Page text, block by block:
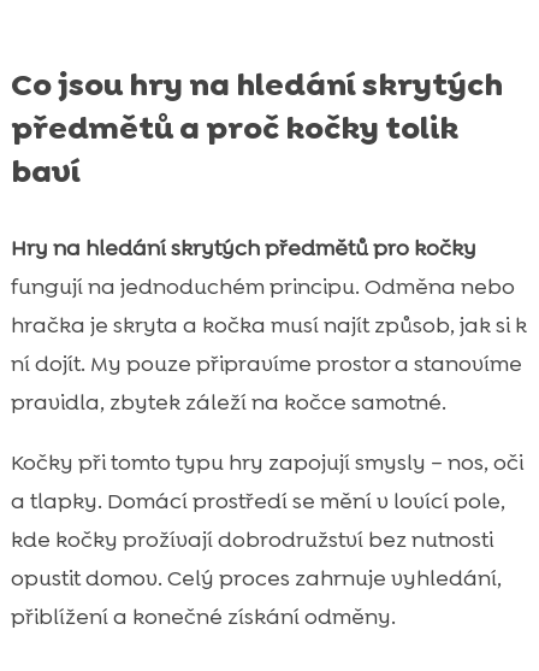
Co jsou hry na hledání skrytých
předmětů a proč kočky tolik
baví
Hry na hledání skrytých předmětů pro kočky
fungují na jednoduchém principu. Odměna nebo
hračka je skryta a kočka musí najít způsob, jak si k
ní dojít. My pouze připravíme prostor a stanovíme
pravidla, zbytek záleží na kočce samotné.
Kočky při tomto typu hry zapojují smysly – nos, oči
a tlapky. Domácí prostředí se mění v lovící pole,
kde kočky prožívají dobrodružství bez nutnosti
opustit domov. Celý proces zahrnuje vyhledání,
přiblížení a konečné získání odměny.